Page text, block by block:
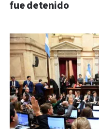
fue detenido